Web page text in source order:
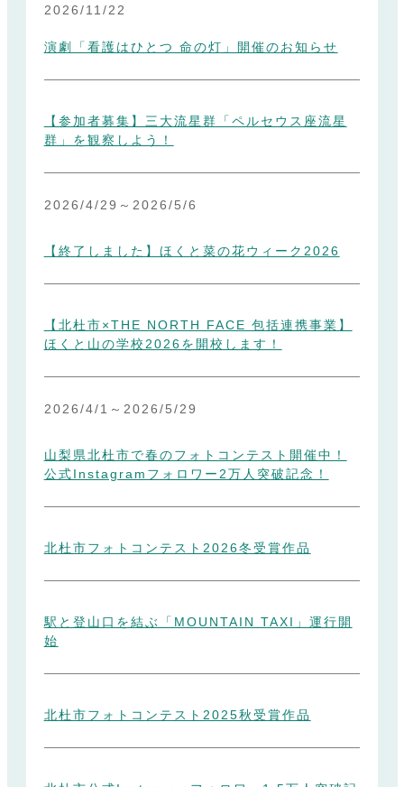
2026/11/22
演劇「看護はひとつ 命の灯」開催のお知らせ
【参加者募集】三大流星群「ペルセウス座流星
群」を観察しよう！
2026/4/29 ～ 2026/5/6
【終了しました】ほくと菜の花ウィーク2026
【北杜市×THE NORTH FACE 包括連携事業】
ほくと山の学校2026を開校します！
2026/4/1 ～ 2026/5/29
山梨県北杜市で春のフォトコンテスト開催中！
公式Instagramフォロワー2万人突破記念！
北杜市フォトコンテスト2026冬受賞作品
駅と登山口を結ぶ「MOUNTAIN TAXI」運行開
始
北杜市フォトコンテスト2025秋受賞作品